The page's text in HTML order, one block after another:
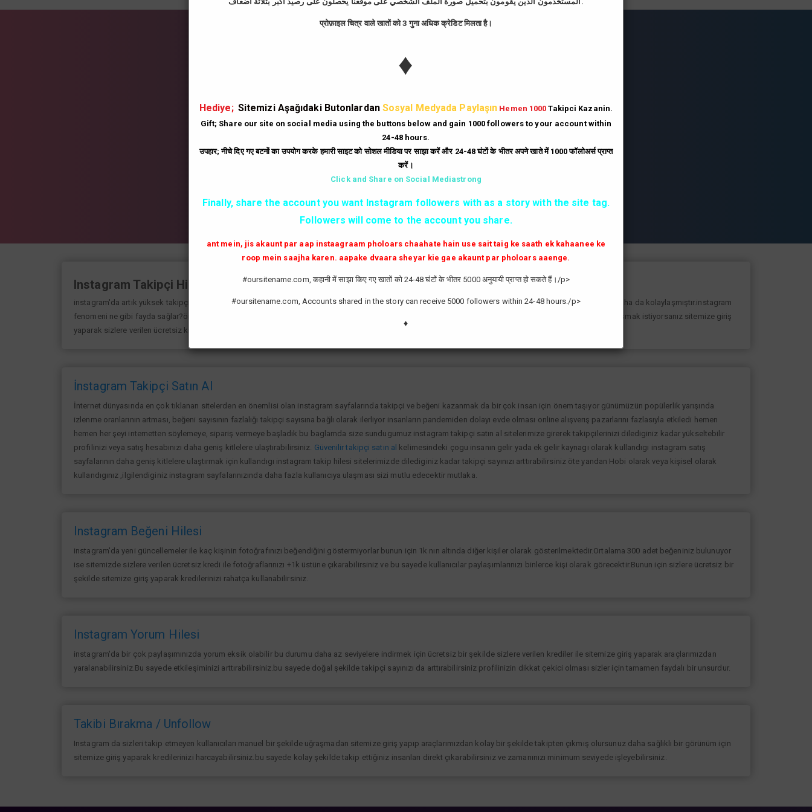
İnstagram Takipçi Hilesi
bedava
|Gün10Dakika'daBedava 250beğeni
hilesi
|Her Dakikaücretsiz6yorumhilesi.
|Milyonlarcainstagram unfollow hilesi.
GİRİŞ YAP
✔✔✔ AKTİF TAKİPCİ SATIN AL ✔✔✔
Instagram Takipçi Hilesi
instagram'da artık yüksek takipçi kasmak eskisi kadar zor değil günümüzde bir çok kullanıcının yüksek takipçiye ulaşması ve fenomen yolunda ilerlemesi daha da kolaylaşmıştır.instagram
fenomeni ne gibi fayda sağlar?öncelikle bir çok kişi meslek olarak görmektedir ve geçimlerini bu yoldan sağlamaktadır.Sizlerde yüksek sayıda takipçiye ulaşmak istiyorsanız sitemize giriş
yaparak sizlere verilen ücretsiz kredilerden her gün yararlanıp sayfanızı yüksek seviyelere ulaştırabilirsiniz.
İnstagram Takipçi Satın Al
İnternet dünyasında en çok tıklanan sitelerden en önemlisi olan instagram sayfalarında takipçi ve beğeni kazanmak da bir çok insan için önem taşıyor günümüzün popülerlik yarışında
izlenme oranlarının artması, beğeni sayısının fazlalığı takipçi sayısına bağlı olarak ilerliyor insanların pandemiden dolayı evde olması online alışverış pazarlarını fazlasıyla etkiledi hemen
hemen her şeyi internetten söylemeye, sipariş vermeye başladık bu baglamda size sundugumuz instagram takipçi satın al sitelerimize girerek takipçilerinizi dilediginiz kadar yükseltebilir
profilinizi veya satış hesabınızı daha geniş kitlelere ulaştırabilirsiniz. Güvenilir takipçi satın al kelimesindeki çogu insanın gelir yada ek gelir kaynagı olarak kullandıgı instagram satış
sayfalarının daha geniş kitlelere ulaştırmak için kullandıgı instagram takip hilesi sitelerimizde dilediginiz kadar takipçi sayınızı arttırabilirsiniz öte yandan Hobi olarak veya kişisel olarak
kullandıgınız ,ilgilendiginiz instagram sayfalarınızında daha fazla kullanıcıya ulaşması sizi mutlu edecektir mutlaka.
Instagram Beğeni Hilesi
instagram'da yeni güncellemeler ile kaç kişinin fotoğrafınızı beğendiğini göstermiyorlar bunun için 1k nın altında diğer kişiler olarak gösterilmektedir.Ortalama 300 adet beğeniniz bulunuyor
ise sitemizde sizlere verilen ücretsiz kredi ile fotoğraflarınızı +1k üstüne çıkarabilirsiniz ve bu sayede kullanıcılar paylaşımlarınızı binlerce kişi olarak görecektir.Bunun için sizlere ücretsiz bir
şekilde sitemize giriş yaparak kredilerinizi rahatça kullanabilirsiniz.
Instagram Yorum Hilesi
instagram'da bir çok paylaşımınızda yorum eksik olabilir bu durumu daha az seviyelere indirmek için ücretsiz bir şekilde sizlere verilen krediler ile sitemize giriş yaparak araçlarımızdan
yaralanabilirsiniz.Bu sayede etkileşiminizi arttırabilirsiniz.bu sayede doğal şekilde takipçi sayınızı da arttırabilirsiniz profilinizin dikkat çekici olması sizler için tamamen faydalı bir unsurdur.
Takibi Bırakma / Unfollow
Instagram da sizleri takip etmeyen kullanıcıları manuel bir şekilde uğraşmadan sitemize giriş yapıp araçlarımızdan kolay bir şekilde takipten çıkmış olursunuz daha sağlıklı bir görünüm için
sitemize giriş yaparak kredilerinizi harcayabilirsiniz.bu sayede kolay şekilde takip ettiğiniz insanları direkt çıkarabilirsiniz ve zamanınızı minimum seviyede işleyebilirsiniz.
प्रोफ़ाइल चित्र वाले खातों को 3 गुना अधिक क्रेडिट मिलता है।
♦
Hediye; Sitemizi Aşağıdaki Butonlardan Sosyal Medyada Paylaşın Hemen 1000 Takipci Kazanin.
Gift; Share our site on social media using the buttons below and gain 1000 followers to your account within
24-48 hours.
उपहार; नीचे दिए गए बटनों का उपयोग करके हमारी साइट को सोशल मीडिया पर साझा करें और 24-48 घंटों के भीतर अपने खाते में 1000 फॉलोअर्स प्राप्त
करें।
Click and Share on Social Mediastrong
Finally, share the account you want Instagram followers with as a story with the site tag.
Followers will come to the account you share.
ant mein, jis akaunt par aap instaagraam pholoars chaahate hain use sait taig ke saath ek kahaanee ke
roop mein saajha karen. aapake dvaara sheyar kie gae akaunt par pholoars aaenge.
#oursitename.com, कहानी में साझा किए गए खातों को 24-48 घंटों के भीतर 5000 अनुयायी प्राप्त हो सकते हैं।/p>
#oursitename.com, Accounts shared in the story can receive 5000 followers within 24-48 hours./p>
♦